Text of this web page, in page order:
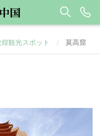
煌観光スポット / 莫高窟